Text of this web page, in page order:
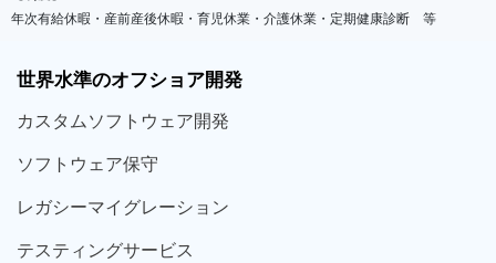
年次有給休暇・産前産後休暇・育児休業・介護休業・定期健康診断 等
世界水準のオフショア開発
カスタムソフトウェア開発
ソフト ウェア保守
レガシーマイグレーション
テスティングサービス